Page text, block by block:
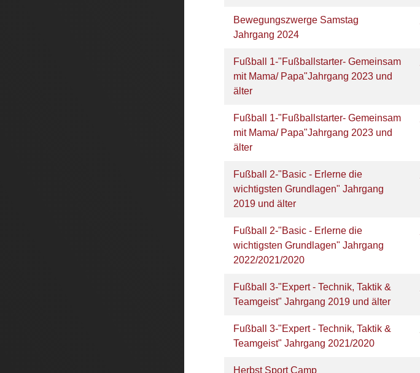
Bewegungszwerge Samstag
Jahrgang 2024
Fußball 1-"Fußballstarter- Gemeinsam
mit Mama/ Papa"Jahrgang 2023 und
älter
Fußball 1-"Fußballstarter- Gemeinsam
mit Mama/ Papa"Jahrgang 2023 und
älter
Fußball 2-"Basic - Erlerne die
wichtigsten Grundlagen" Jahrgang
2019 und älter
Fußball 2-"Basic - Erlerne die
wichtigsten Grundlagen" Jahrgang
2022/2021/2020
Fußball 3-"Expert - Technik, Taktik &
Teamgeist" Jahrgang 2019 und älter
Fußball 3-"Expert - Technik, Taktik &
Teamgeist" Jahrgang 2021/2020
Herbst Sport Camp